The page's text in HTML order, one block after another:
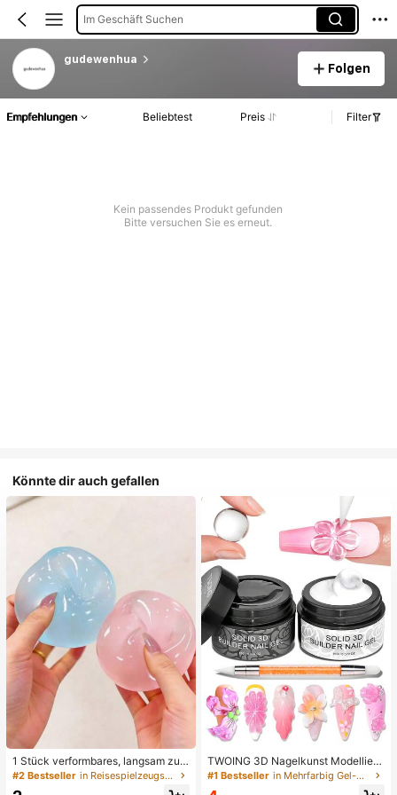
Im Geschäft Suchen
gudewenhua
Folgen
Empfehlungen Beliebtest Preis Filter
Kein passendes Produkt gefunden
Bitte versuchen Sie es erneut.
Könnte dir auch gefallen
1 Stück verformbares, langsam zur
ückfederndes, transparentes Eisball
-Quetschspielzeug, Stressabbau-Q
#2 Bestseller in Reisespielzeugset Quetschspielzeug für Teenager
TWOING 3D Nagelkunst Modellierg
el - Form- & Modelliergel für DIY Na
geldesigns, perfekt zum Malen, 3D
#1 Bestseller in Mehrfarbig Gel-Nagellack